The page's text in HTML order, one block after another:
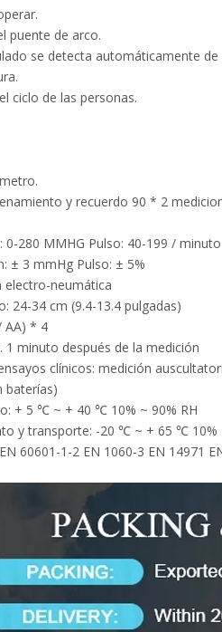
puente de arco.
se detecta automáticamente
ciclo de las personas.
y recuerdo 90 * 2
0-280 MMHG Pulso: 40-199 / minuto
± 3 mmHg Pulso: ± 5%
electro-neumática
24-34 cm (9.4-13.4 pulgadas)
AA) * 4
minuto después de la medición
clínicos: medición
baterías)
+ 5 ℃ ~ + 40 ℃ 10% ~ 90% RH
y transporte: -20 ℃ ~ + 65 ℃ 10%
60601-1-2 EN 1060-3 EN 14971